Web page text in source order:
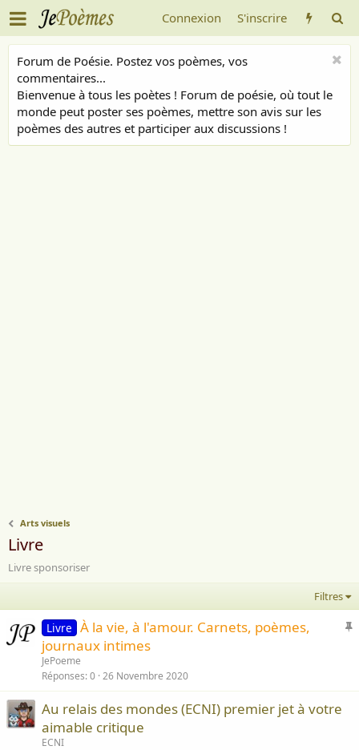
Connexion S'inscrire
Forum de Poésie. Postez vos poèmes, vos
commentaires...
Bienvenue à tous les poètes ! Forum de poésie, où tout le
monde peut poster ses poèmes, mettre son avis sur les
poèmes des autres et participer aux discussions !
Arts visuels
Livre
Livre sponsoriser
Filtres
I
r
Livre À la vie, à l'amour. Carnets, poèmes,
journaux intimes
JePoeme
Réponses 0 26 Novembre 2020
Au relais des mondes (ECNI) premier jet à votre
aimable critique
ECNI